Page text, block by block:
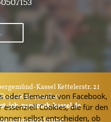
Kassel Kettelerstr. 21
06050 9797850
joh-nepomuk-kassel.de
oder Elemente von Facebook,
essenziell Cookies, die für den
selbst entscheiden, ob